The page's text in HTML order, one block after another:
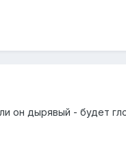
он дырявый - будет